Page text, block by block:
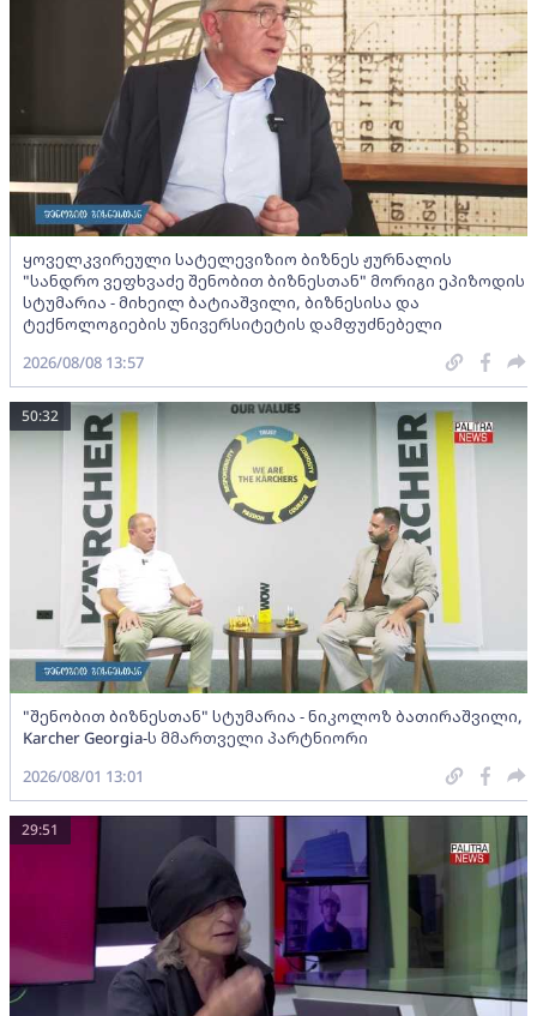
ყოველკვირეული სატელევიზიო ბიზნეს ჟურნალის
"სანდრო ვეფხვაძე შენობით ბიზნესთან" მორიგი ეპიზოდის
სტუმარია - მიხეილ ბატიაშვილი, ბიზნესისა და
ტექნოლოგიების უნივერსიტეტის დამფუძნებელი
2026/08/08 13:57
"შენობით ბიზნესთან" სტუმარია - ნიკოლოზ ბათირაშვილი,
Karcher Georgia-ს მმართველი პარტნიორი
50:32
2026/08/01 13:01
29:51